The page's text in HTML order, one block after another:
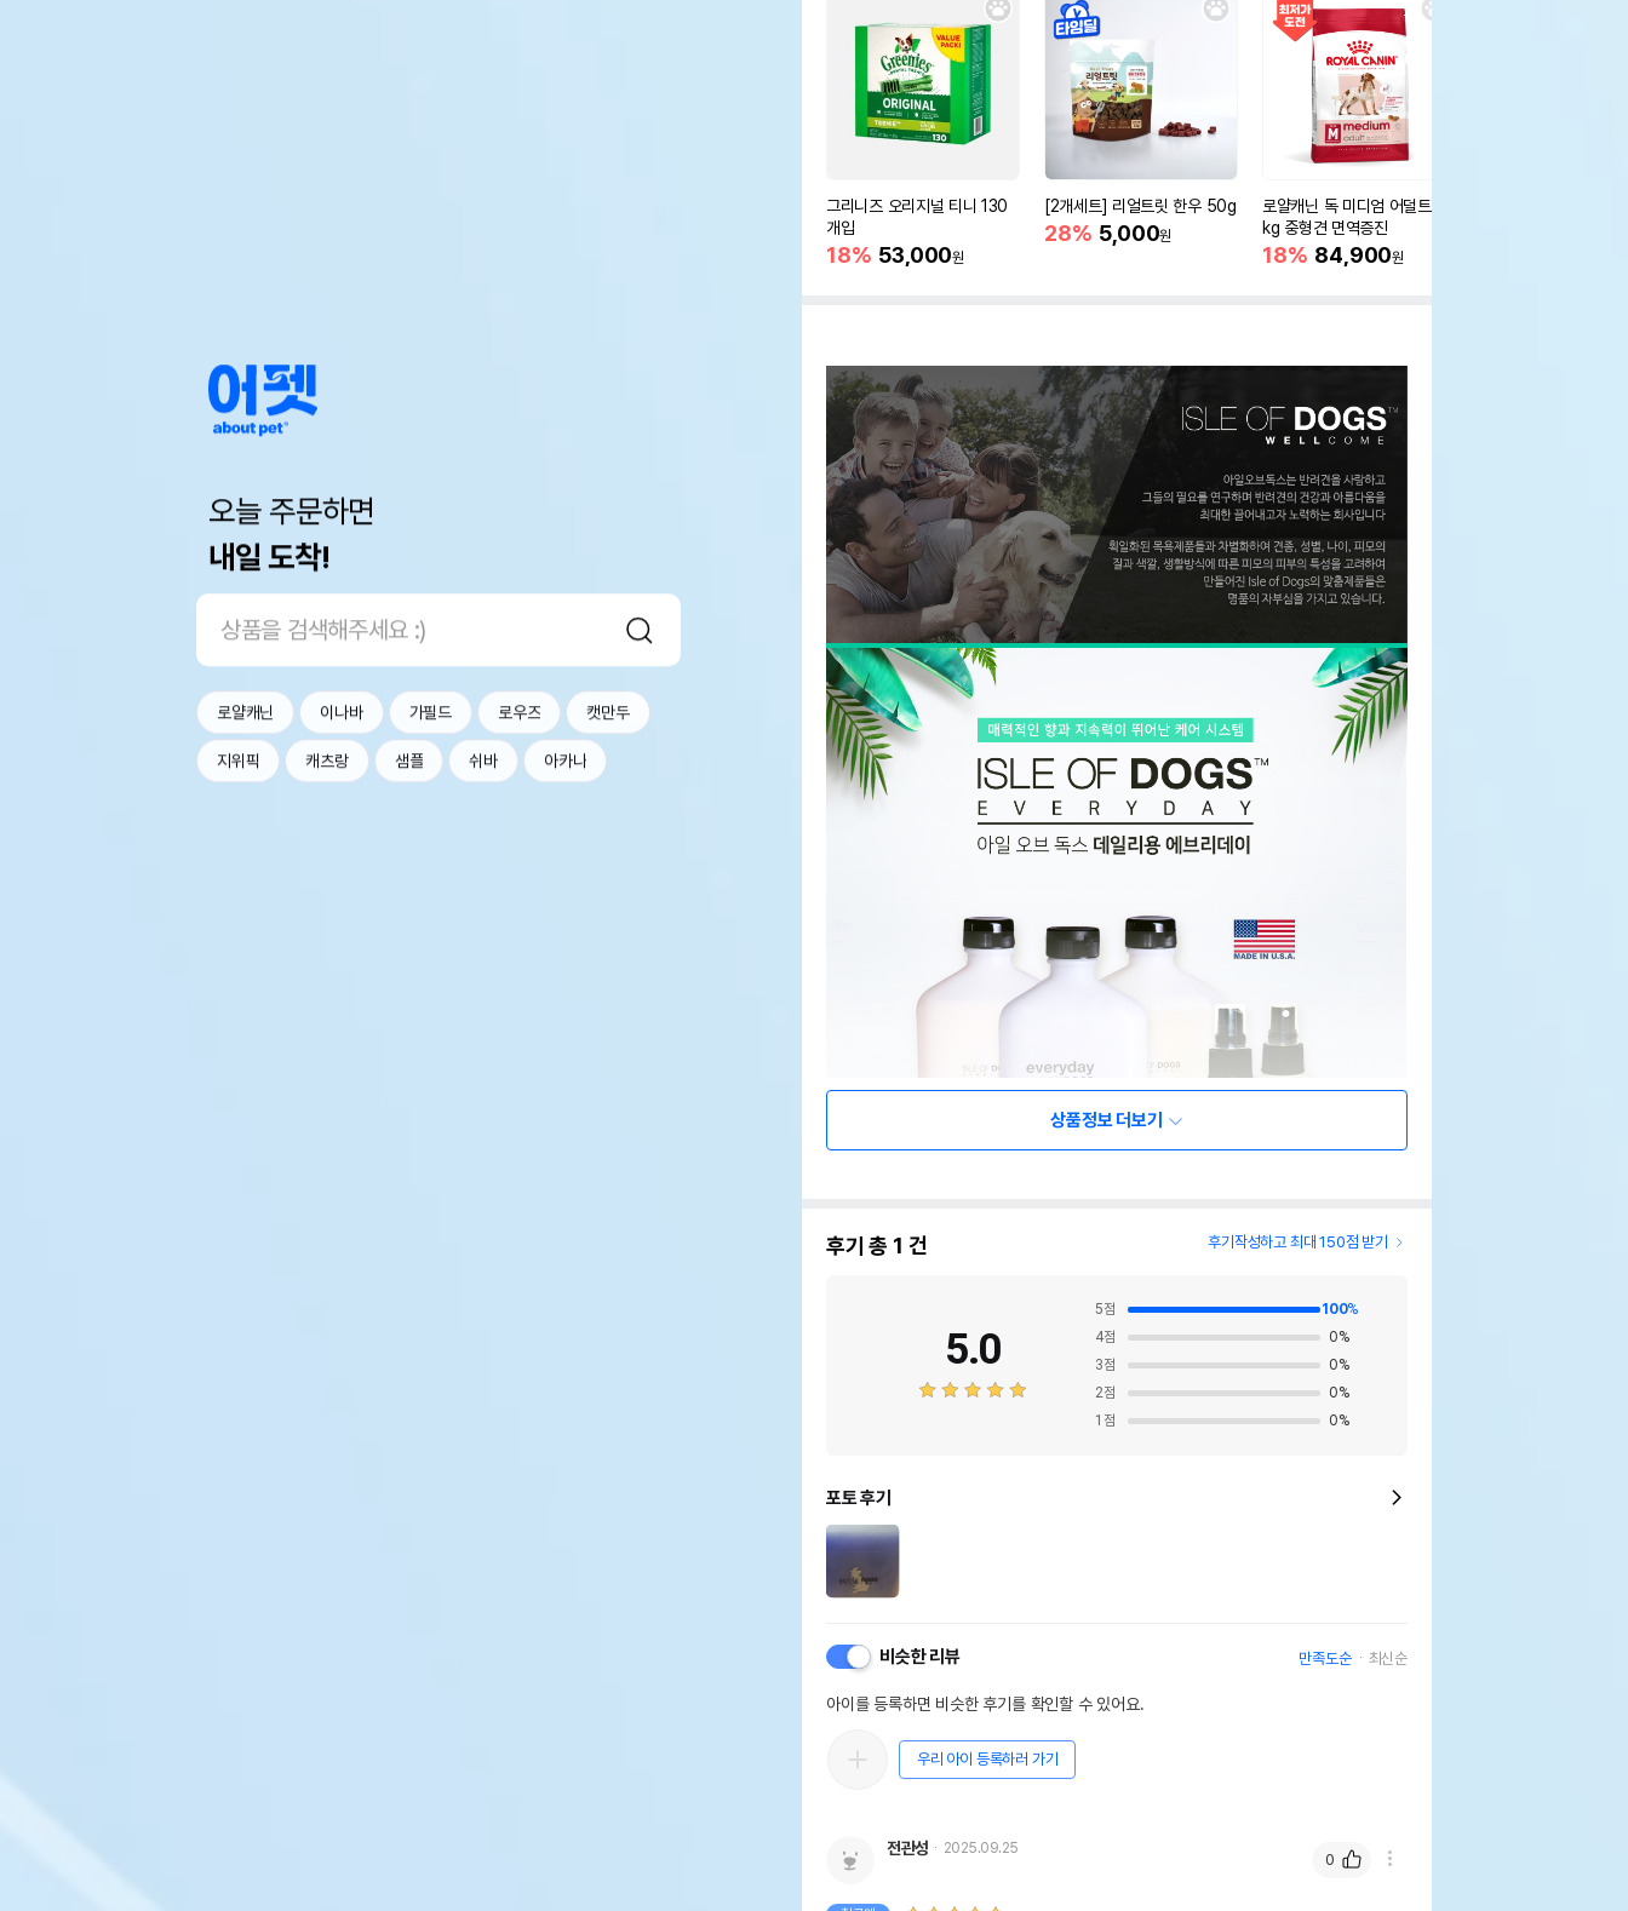
오늘 주문하면
내일 도착!
로얄캐닌 이나바 가필드 로우즈 캣만두
지위픽 캐츠랑 샘플 쉬바 아카나
그리니즈 오리지널 티니 130
개입
18% 53,000원
[2개세트] 리얼트릿 한우 50g
28% 5,000원
로얄캐닌 독 미디엄 어덜트 10
kg 중형견 면역증진
18% 84,900원
상품정보 더보기
후기 총 1 건 후기작성하고 최대 150점 받기
5.0
5점 100%
4점 0%
3점 0%
2점 0%
1 점 0%
포토 후기
비슷한 리뷰 만족도순 최신순
아이를 등록하면 비슷한 후기를 확인할 수 있어요.
우리 아이 등록하러 가기
전관성 2025.09.25
0